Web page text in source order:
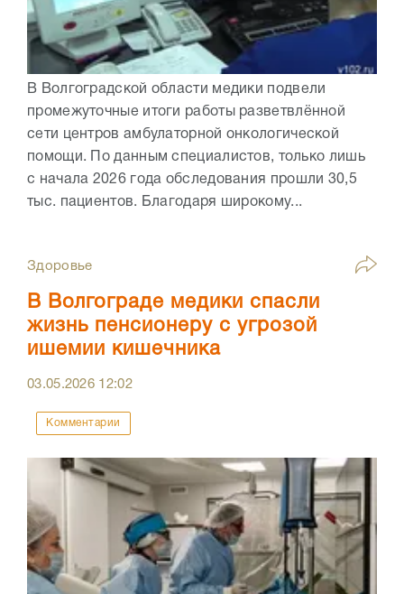
В Волгоградской области медики подвели
промежуточные итоги работы разветвлённой
сети центров амбулаторной онкологической
помощи. По данным специалистов, только лишь
с начала 2026 года обследования прошли 30,5
тыс. пациентов. Благодаря широкому...
Здоровье
В Волгограде медики спасли
жизнь пенсионеру с угрозой
ишемии кишечника
03.05.2026 12:02
Комментарии